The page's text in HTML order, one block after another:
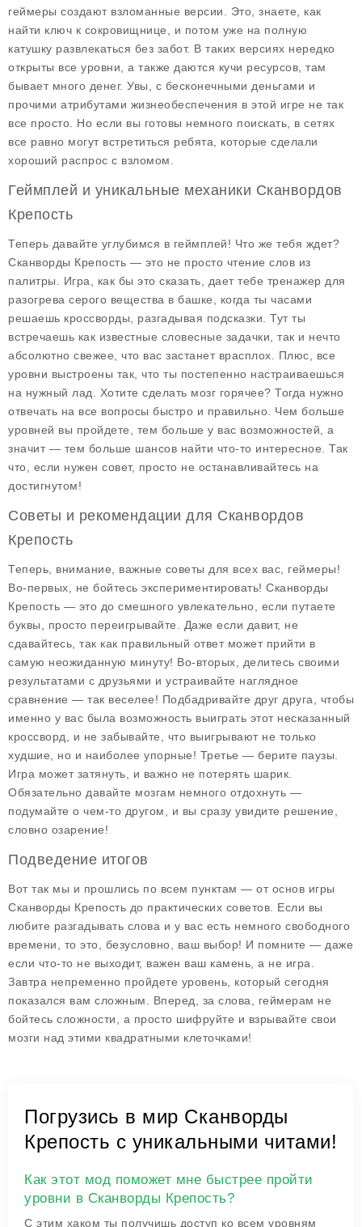
геймеры создают взломанные версии. Это, знаете, как
найти ключ к сокровищнице, и потом уже на полную
катушку развлекаться без забот. В таких версиях нередко
открыты все уровни, а также даются кучи ресурсов, там
бывает много денег. Увы, с бесконечными деньгами и
прочими атрибутами жизнеобеспечения в этой игре не так
все просто. Но если вы готовы немного поискать, в сетях
все равно могут встретиться ребята, которые сделали
хороший распрос с взломом.
Геймплей и уникальные механики Сканвордов
Крепость
Теперь давайте углубимся в геймплей! Что же тебя ждет?
Сканворды Крепость — это не просто чтение слов из
палитры. Игра, как бы это сказать, дает тебе тренажер для
разогрева серого вещества в башке, когда ты часами
решаешь кроссворды, разгадывая подсказки. Тут ты
встречаешь как известные словесные задачки, так и нечто
абсолютно свежее, что вас застанет врасплох. Плюс, все
уровни выстроены так, что ты постепенно настраиваешься
на нужный лад. Хотите сделать мозг горячее? Тогда нужно
отвечать на все вопросы быстро и правильно. Чем больше
уровней вы пройдете, тем больше у вас возможностей, а
значит — тем больше шансов найти что-то интересное. Так
что, если нужен совет, просто не останавливайтесь на
достигнутом!
Советы и рекомендации для Сканвордов
Крепость
Теперь, внимание, важные советы для всех вас, геймеры!
Во-первых, не бойтесь экспериментировать! Сканворды
Крепость — это до смешного увлекательно, если путаете
буквы, просто переигрывайте. Даже если давит, не
сдавайтесь, так как правильный ответ может прийти в
самую неожиданную минуту! Во-вторых, делитесь своими
результатами с друзьями и устраивайте наглядное
сравнение — так веселее! Подбадривайте друг друга, чтобы
именно у вас была возможность выиграть этот несказанный
кроссворд, и не забывайте, что выигрывают не только
худшие, но и наиболее упорные! Третье — берите паузы.
Игра может затянуть, и важно не потерять шарик.
Обязательно давайте мозгам немного отдохнуть —
подумайте о чем-то другом, и вы сразу увидите решение,
словно озарение!
Подведение итогов
Вот так мы и прошлись по всем пунктам — от основ игры
Сканворды Крепость до практических советов. Если вы
любите разгадывать слова и у вас есть немного свободного
времени, то это, безусловно, ваш выбор! И помните — даже
если что-то не выходит, важен ваш камень, а не игра.
Завтра непременно пройдете уровень, который сегодня
показался вам сложным. Вперед, за слова, геймерам не
бойтесь сложности, а просто шифруйте и взрывайте свои
мозги над этими квадратными клеточками!
Погрузись в мир Сканворды
Крепость с уникальными читами!
Как этот мод поможет мне быстрее пройти
уровни в Сканворды Крепость?
С этим хаком ты получишь доступ ко всем уровням